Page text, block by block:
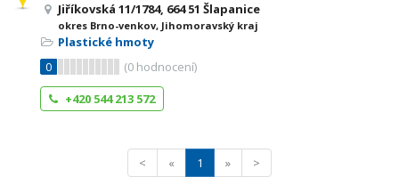
Jiříkovská 11/1784, 664 51 Šlapanice
okres Brno-venkov, Jihomoravský kraj
Plastické hmoty
0
(0 hodnocení)
+420 544 213 572
< « 1 » >